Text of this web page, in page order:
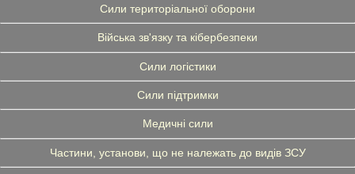
Сили територіальної оборони
Війська зв'язку та кібербезпеки
Сили логістики
Сили підтримки
Медичні сили
Частини, установи, що не належать до видів ЗСУ